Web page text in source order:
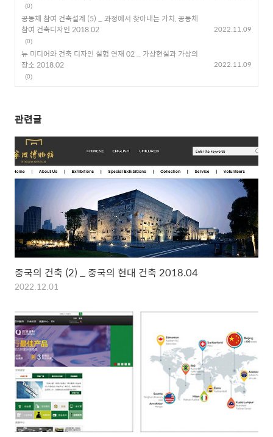
(0)
공동체 참여 건축설계 (5) _ 과정에서 찾아내는 가치, 공동체
참여 건축디자인 2018.02
(0)
2022.11.09
뉴 미디어와 건축 디자인 실험 연재 02 _ 가상현실과 가상의
장소 2018.02
(0)
2022.11.09
관련글
중국의 건축 (2) _ 중국의 현대 건축 2018.04
2022.12.01